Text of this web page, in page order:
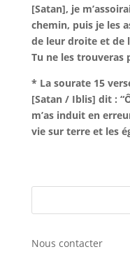
[Satan], je
chemin, puis je les
de leur droite et de
Tu ne les trouveras
* La sourate 15
[Satan / Iblis] dit :
m’as induit en
vie sur terre et les
Nous contacter